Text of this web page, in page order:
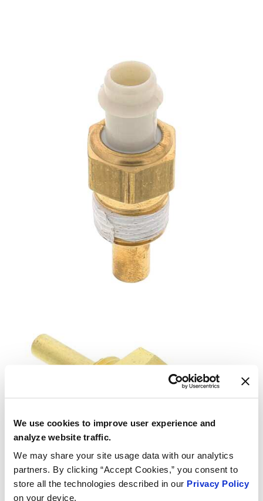
We use cookies to improve user experience and
analyze website traffic.
We may share your site usage data with our analytics
partners. By clicking “Accept Cookies,” you consent to
store all the technologies described in our Privacy Policy
on your device.